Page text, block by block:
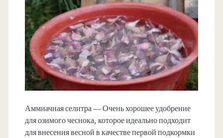
Аммиачная селитра — Очень хорошее удобрение
для озимого чеснока, которое идеально подходит
для внесения весной в качестве первой подкормки